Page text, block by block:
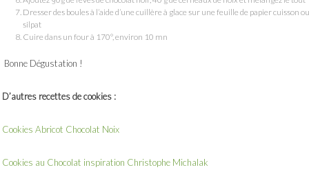
Dresser des boules à l’aide d’une cuillère à glace sur une feuille de papier cuisson ou
silpat
Cuire dans un four à 170°, environ 10 mn
Bonne Dégustation !
D’autres recettes de cookies :
Cookies Abricot Chocolat Noix
Cookies au Chocolat inspiration Christophe Michalak